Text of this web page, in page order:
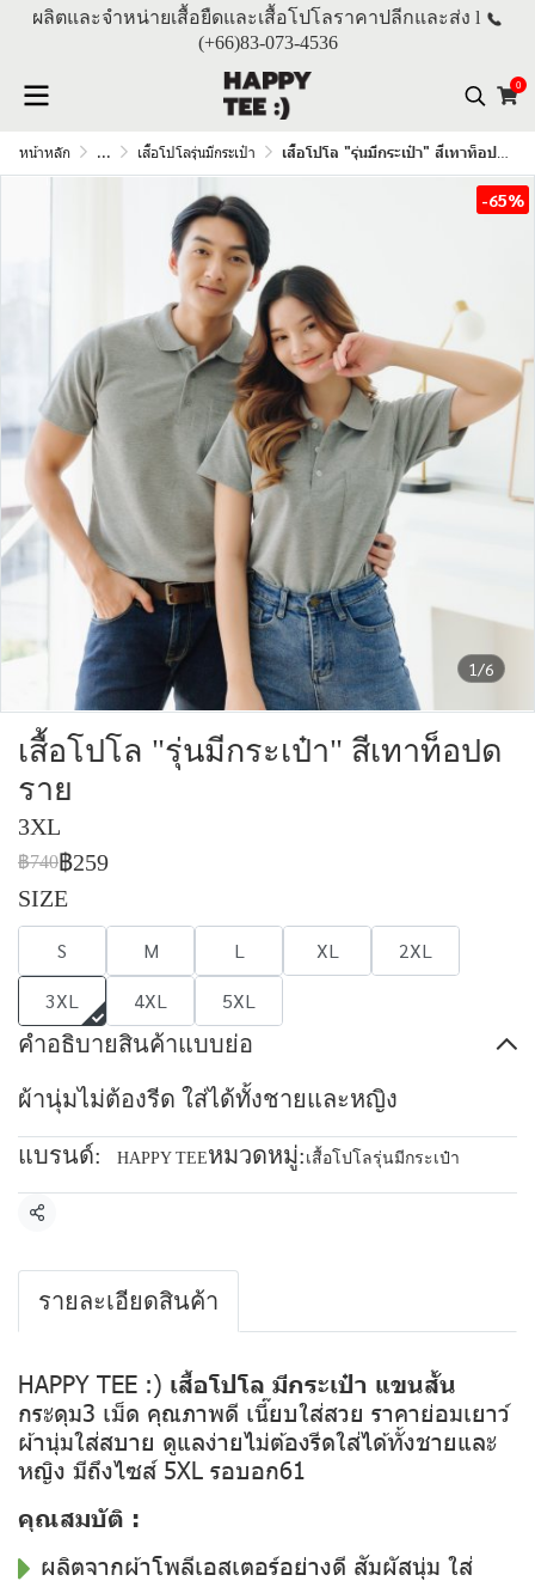
ผลิตและจำหน่ายเสื้อยืดและเสื้อโปโลราคาปลีกและส่ง l
(+66)83-073-4536
0
หน้าหลัก ... เสื้อโปโลรุ่นมีกระเป๋า เสื้อโปโล "รุ่นมีกระเป๋า" สีเทาท็อปดราย
1/6
-65%
เสื้อโปโล "รุ่นมีกระเป๋า" สีเทาท็อปด
ราย
3XL
฿740฿259
SIZE
S M L XL
2XL
3XL
4XL 5XL
คำอธิบายสินค้าแบบย่อ
ผ้านุ่มไม่ต้องรีด ใส่ได้ทั้งชายและหญิง
แบรนด์: HAPPY TEEหมวดหมู่: เสื้อโปโลรุ่นมีกระเป๋า
แชร์
รายละเอียดสินค้า
HAPPY TEE :) เสื้อโปโล มีกระเป๋า แขนสั้น
กระดุม3 เม็ด คุณภาพดี เนี๊ยบใส่สวย ราคาย่อมเยาว์
ผ้านุ่มใส่สบาย ดูแลง่ายไม่ต้องรีดใส่ได้ทั้งชายและ
หญิง มีถึงไซส์ 5XL รอบอก61
คุณสมบัติ :
ผลิตจากผ้าโพลีเอสเตอร์อย่างดี สัมผัสนุ่ม ใส่